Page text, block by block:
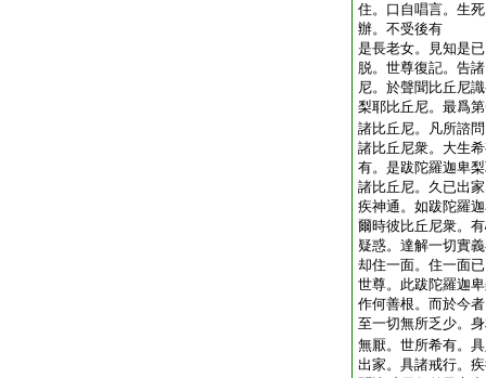
住。口自唱言。生
辦。不受後有
是長老女。見知是
脱。世尊復記。告
尼。於聲聞比丘尼
梨耶比丘尼。最爲
諸比丘尼。凡所諮
諸比丘尼衆。大生
有。是跋陀羅迦卑
諸比丘尼。久已出
疾神通。如跋陀羅
爾時彼比丘尼衆。
疑惑。達解一切實
却住一面。住一面
世尊。此跋陀羅迦
作何善根。而於今
至一切無所乏少。
無厭。世所希有。
出家。具諸戒行。